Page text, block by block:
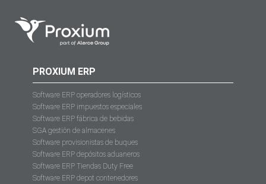
PROXIUM ERP
Software ERP operadores logísticos
Software ERP impuestos especiales
Software ERP fábrica de bebidas
SGA gestión de almacenes
Software provisionistas de buques
Software ERP depósitos aduaneros
Software ERP Tiendas Duty Free
Software ERP depot contenedores